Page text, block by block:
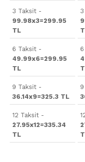
3 Taksit -
99.98x3=299.95
TL
6 Taksit -
49.99x6=299.95
TL
9 Taksit -
36.14x9=325.3 TL
12 Taksit -
27.95x12=335.34
TL